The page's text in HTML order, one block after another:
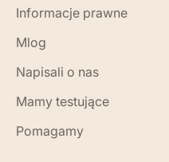
Informacje prawne
Mlog
Napisali o nas
Mamy testujące
Pomagamy